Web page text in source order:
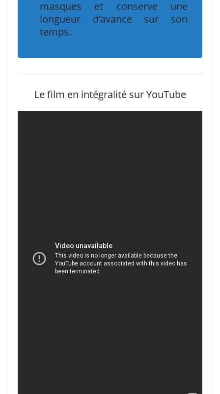
masques et conserve une
longueur d’avance sur son
temps.
Le film en intégralité sur YouTube